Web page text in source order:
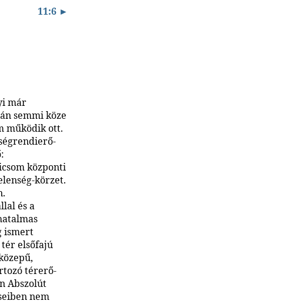
11:6 ►
már
semmi köze
működik ott.
központi
körzet.
és a
ismert
tér elsőfajú
térerő-
Abszolút
nem